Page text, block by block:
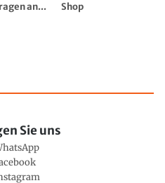
an...
Shop
Sie uns